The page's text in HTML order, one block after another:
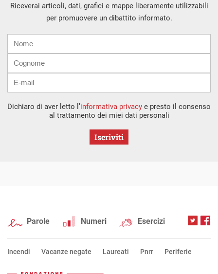
Riceverai articoli, dati, grafici e mappe liberamente utilizzabili
per promuovere un dibattito informato.
mail
Dichiaro di aver letto l’informativa privacy e presto il consenso
al trattamento dei miei dati personali
Iscriviti
Parole Numeri Esercizi
Incendi Vacanze negate Laureati Pnrr Periferie